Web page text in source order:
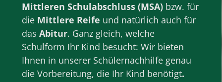
Mittleren Schulabschluss (MSA) bzw. für
die Mittlere Reife und natürlich auch für
dasAbitur. Ganz gleich, welche
Schulform Ihr Kind besucht: Wir bieten
Ihnen in unserer Schülernachhilfe genau
die Vorbereitung, die Ihr Kind benötigt.